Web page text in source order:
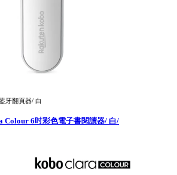
牙翻頁器/ 白
Colour 6吋彩色電子書閱讀器/ 白/